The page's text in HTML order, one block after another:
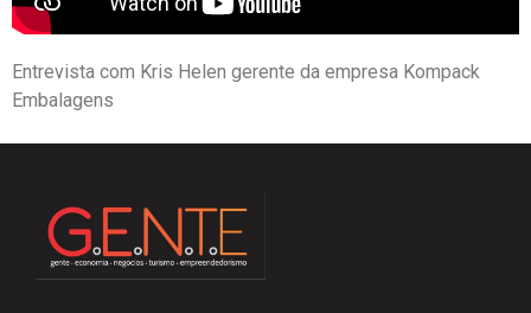
Entrevista com Kris Helen gerente da empresa Kompack
Embalagens